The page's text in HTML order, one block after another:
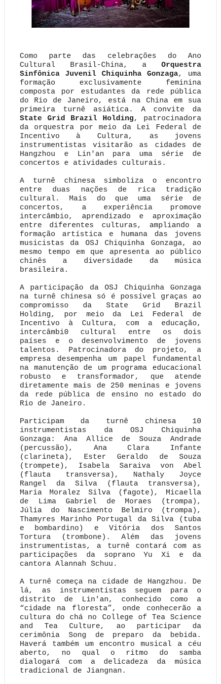
Como parte das celebrações do Ano
Cultural Brasil-China, aOrquestra
Sinfônica Juvenil Chiquinha Gonzaga, uma
formação exclusivamente feminina
composta por estudantes da rede pública
do Rio de Janeiro, está na China em sua
primeira turnê asiática. A convite da
State Grid Brazil Holding, patrocinadora
da orquestra por meio da Lei Federal de
Incentivo à Cultura, as jovens
instrumentistas visitarão as cidades de
Hangzhou e Lin'an para uma série de
concertos e atividades culturais.
A turnê chinesa simboliza o encontro
entre duas nações de rica tradição
cultural. Mais do que uma série de
concertos, a experiência promove
intercâmbio, aprendizado e aproximação
entre diferentes culturas, ampliando a
formação artística e humana das jovens
musicistas da OSJ Chiquinha Gonzaga, ao
mesmo tempo em que apresenta ao público
chinês a diversidade da música
brasileira.
A participação da OSJ Chiquinha Gonzaga
na turnê chinesa só é possível graças ao
compromisso da State Grid Brazil
Holding, por meio da Lei Federal de
Incentivo à Cultura, com a educação,
intercâmbi0 cultural entre os dois
países e o desenvolvimento de jovens
talentos. Patrocinadora do projeto, a
empresa desempenha um papel fundamental
na manutenção de um programa educacional
robusto e transformador, que atende
diretamente mais de 250 meninas e jovens
da rede pública de ensino no estado do
Rio de Janeiro.
Participam da turnê chinesa 10
instrumentistas da OSJ Chiquinha
Gonzaga: Ana Allice de Souza Andrade
(percussão), Ana Clara Infante
(clarineta), Ester Geraldo de Souza
(trompete), Isabela Saraiva von Abel
(flauta transversa), Nathaly Joyce
Rangel da Silva (flauta transversa),
Maria Moralez Silva (fagote), Micaella
de Lima Gabriel de Moraes (trompa),
Júlia do Nascimento Belmiro (trompa),
Thamyres Marinho Portugal da Silva (tuba
e bombardino) e Vitória dos Santos
Tortura (trombone). Além das jovens
instrumentistas, a turnê contará com as
participações da soprano Yu Xi e da
cantora Alannah Schuu.
A turnê começa na cidade de Hangzhou. De
lá, as instrumentistas seguem para o
distrito de Lin'an, conhecido como a
“cidade na floresta”, onde conhecerão a
cultura do chá no College of Tea Science
and Tea Culture, ao participar da
cerimônia Song de preparo da bebida.
Haverá também um encontro musical a céu
aberto, no qual o ritmo do samba
dialogará com a delicadeza da música
tradicional de Jiangnan.